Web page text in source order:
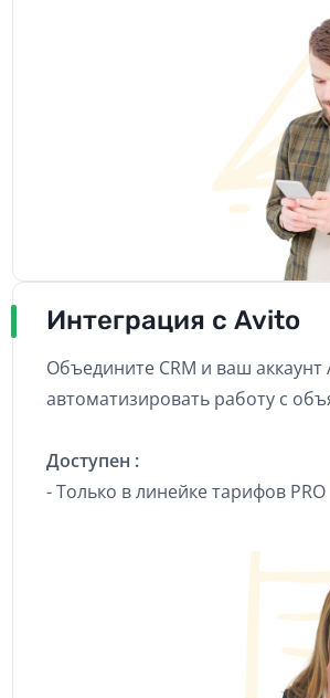
Интеграция с Avito
Объедините CRM и ваш
автоматизировать работу с
Доступен :
- Только в линейке тарифов PRO